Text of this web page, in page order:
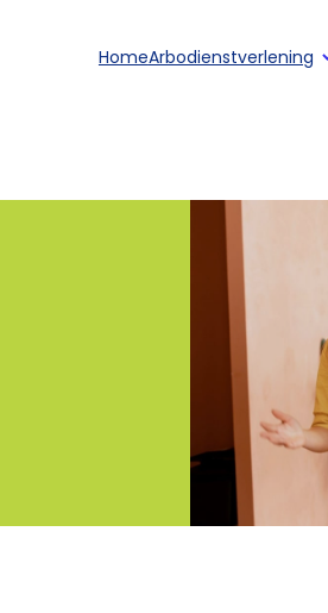
HomeArbodienstverlening